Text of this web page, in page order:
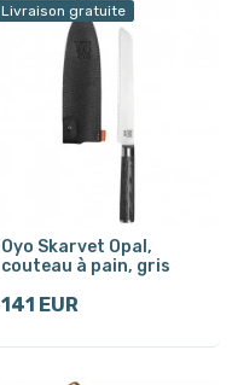
Livraison gratuite
Oyo Skarvet Opal,
couteau à pain, gris
141 EUR